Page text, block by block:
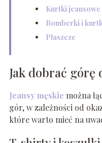
Kurtki jeansowe
Bomberki i
Płaszcze
Jak dobrać górę
Jeansy męskie można
gór, w zależności od
które warto mieć na